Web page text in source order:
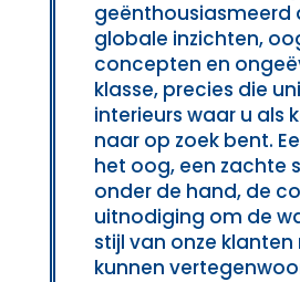
geënthousiasmeerd
globale inzichten,
concepten en
klasse, precies die
interieurs waar u als
naar op zoek bent.
het oog, een zachte
onder de hand, de
uitnodiging om de
stijl van onze klanten
kunnen